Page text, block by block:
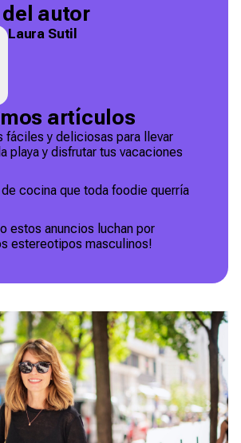
autor
Laura Sutil
artículos
fáciles y deliciosas para llevar
playa y disfrutar tus vacaciones
cocina que toda foodie querría
estos anuncios luchan por
estereotipos masculinos!